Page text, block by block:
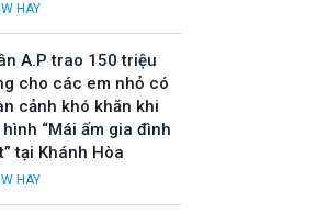
HAY
A.P trao 150 triệu
cho các em nhỏ có
cảnh khó khăn khi
“Mái ấm gia đình
tại Khánh Hòa
HAY